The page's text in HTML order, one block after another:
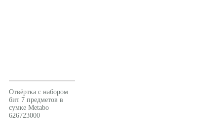
Отвёртка с набором
бит 7 предметов в
сумке Metabo
626723000